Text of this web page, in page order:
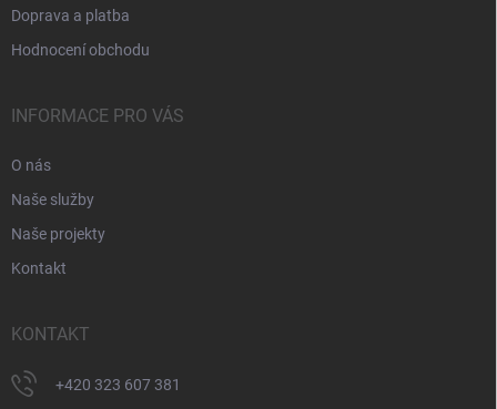
Doprava a platba
Hodnocení obchodu
INFORMACE PRO VÁS
O nás
Naše služby
Naše projekty
Kontakt
KONTAKT
+420 323 607 381